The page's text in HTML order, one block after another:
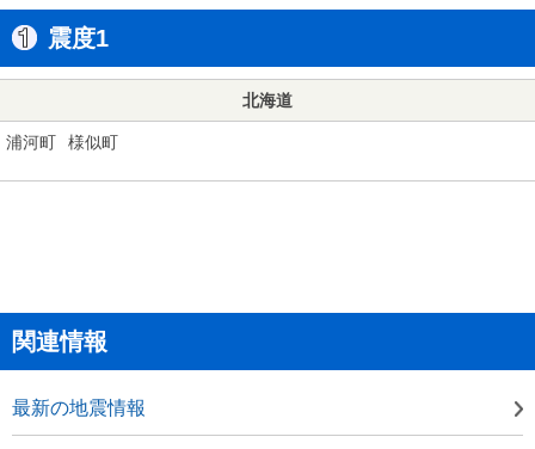
震度1
北海道
浦河町 様似町
関連情報
最新の地震情報